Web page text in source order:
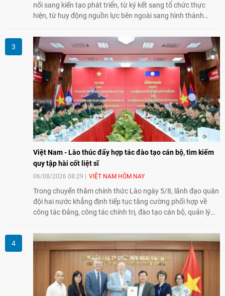
nối sang kiến tạo phát triển, từ ký kết sang tổ chức thực
hiện, từ huy động nguồn lực bên ngoài sang hình thành
nghệ, đổi mới sáng tạo và chuyển đổi số trở thành động lực
phát triển đất nước.
Việt Nam - Lào thúc đẩy hợp tác đào tạo cán bộ, tìm kiếm
quy tập hài cốt liệt sĩ
06/08/2026 08:29 VIỆT NAM HÔM NAY
Trong chuyến thăm chính thức Lào ngày 5/8, lãnh đạo quân
đội hai nước khẳng định tiếp tục tăng cường phối hợp về
công tác Đảng, công tác chính trị, đào tạo cán bộ, quản lý
sâu sắc hơn quan hệ hữu nghị đặc biệt Việt Nam - Lào.